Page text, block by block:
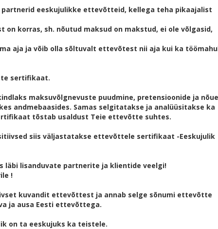
eeskujulikke ettevõtteid, kellega teha pikaajalist
korras, sh. nõutud maksud on makstud, ei ole võlgasid,
aja ja võib olla sõltuvalt ettevõtest nii aja kui ka
sertifikaat.
maksuvõlgnevuste puudmine, pretensioonide ja
andmebaasides. Samas selgitatakse ja analüüsitakse ka
tõstab usaldust Teie ettevõtte suhtes.
siis väljastatakse ettevõttele sertifikaat -Eeskujulik
läbi lisanduvate partnerite ja klientide veelgi!
!
kuvandit ettevõttest ja annab selge sõnumi ettevõtte
ja ausa Eesti ettevõttega.
on ta eeskujuks ka teistele.